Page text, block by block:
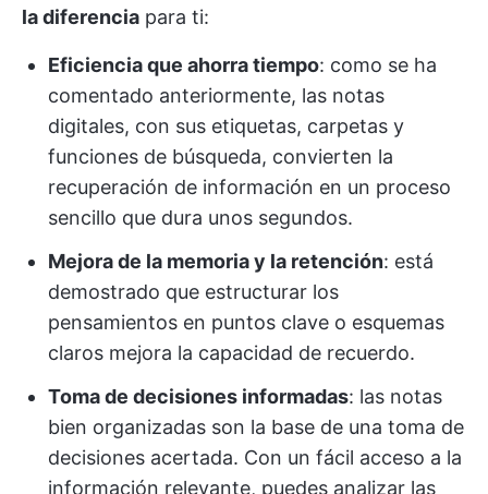
la diferencia para ti:
Eficiencia que ahorra tiempo: como se ha
comentado anteriormente, las notas
digitales, con sus etiquetas, carpetas y
funciones de búsqueda, convierten la
recuperación de información en un proceso
sencillo que dura unos segundos.
Mejora de la memoria y la retención: está
demostrado que estructurar los
pensamientos en puntos clave o esquemas
claros mejora la capacidad de recuerdo.
Toma de decisiones informadas: las notas
bien organizadas son la base de una toma de
decisiones acertada. Con un fácil acceso a la
información relevante, puedes analizar las